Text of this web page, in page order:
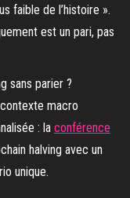
faible de l’histoire ».
est un pari, pas
sans parier ?
macro
: la conférence
halving avec un
unique.